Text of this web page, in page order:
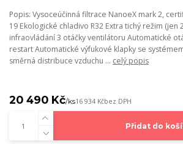
Popis: Vysoceúčinná filtrace NanoeX mark 2,
19 Ekologické chladivo R32 Extra tichý režim (jen
infraovládání 3 otáčky ventilátoru Automatické
restart Automatické výfukové klapky se
směrná distribuce vzduchu ... celý popis
20 490 Kč/ks16 934 Kčbez DPH
Přidat do